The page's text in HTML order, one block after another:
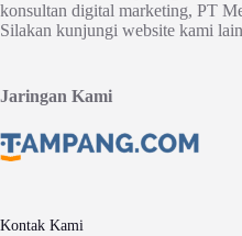
konsultan digital marketing, PT
Silakan kunjungi website kami
Jaringan Kami
Kontak Kami